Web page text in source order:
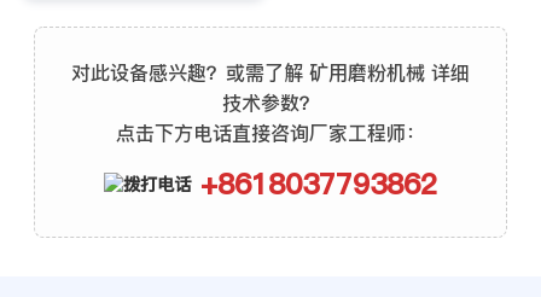
对此设备感兴趣？或需了解 矿用磨粉机械 详细
技术参数？
点击下方电话直接咨询厂家工程师：
+8618037793862